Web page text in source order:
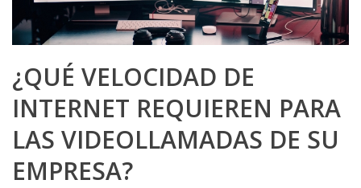
¿QUÉ VELOCIDAD DE
INTERNET REQUIEREN PARA
LAS VIDEOLLAMADAS DE SU
EMPRESA?